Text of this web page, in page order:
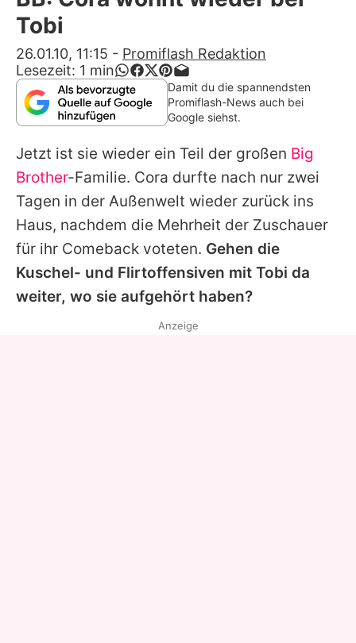
Alle Themen auf Promiflash
App runterladen
Team
Redaktionelle Richtlinien
Impressum
Nutzungsbedingungen
Utiq verwalten
Tobi
26.01.10, 11:15 - Promiflash Redaktion
Lesezeit: 1 min
Damit du die spannendsten
Promiflash-News auch bei
Google siehst.
Jetzt ist sie wieder ein Teil der großen Big
Brother-Familie. Cora durfte nach nur zwei
Tagen in der Außenwelt wieder zurück ins
Haus, nachdem die Mehrheit der Zuschauer
für ihr Comeback voteten. Gehen die
Kuschel- und Flirtoffensiven mit Tobi da
weiter, wo sie aufgehört haben?
Anzeige